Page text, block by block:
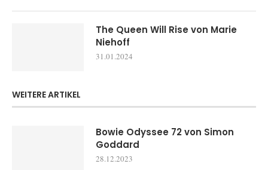
The Queen Will Rise von Marie
Niehoff
31.01.2024
WEITERE ARTIKEL
Bowie Odyssee 72 von Simon
Goddard
28.12.2023